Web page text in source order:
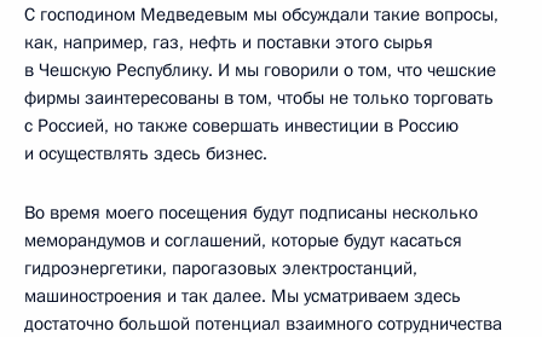
С господином Медведевым мы обсуждали такие вопросы,
как, например, газ, нефть и поставки этого сырья
в Чешскую Республику. И мы говорили о том, что чешские
фирмы заинтересованы в том, чтобы не только торговать
с Россией, но также совершать инвестиции в Россию
и осуществлять здесь бизнес.
Во время моего посещения будут подписаны несколько
меморандумов и соглашений, которые будут касаться
гидроэнергетики, парогазовых электростанций,
машиностроения и так далее. Мы усматриваем здесь
достаточно большой потенциал взаимного сотрудничества